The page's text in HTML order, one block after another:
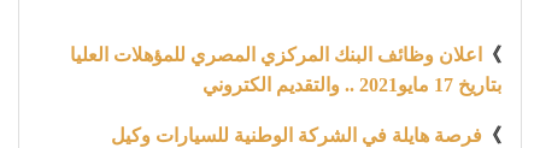
》
اعلان وظائف البنك المركزي المصري للمؤهلات العليا
بتاريخ 17 مايو2021 .. والتقديم الكتروني
》 فرصة هايلة في الشركة الوطنية للسيارات وكيل